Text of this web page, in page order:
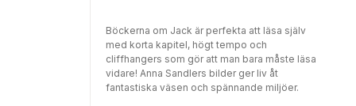
Böckerna om Jack är perfekta att läsa själv
med korta kapitel, högt tempo och
cliffhangers som gör att man bara måste läsa
vidare! Anna Sandlers bilder ger liv åt
fantastiska väsen och spännande miljöer.